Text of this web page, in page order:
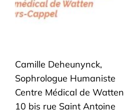
Camille Deheunynck,
Sophrologue Humaniste
Centre Médical de Watten
10 bis rue Saint Antoine